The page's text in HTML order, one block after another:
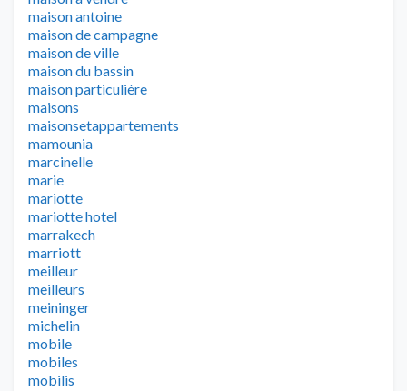
maison antoine
maison de campagne
maison de ville
maison du bassin
maison particulière
maisons
maisonsetappartements
mamounia
marcinelle
marie
mariotte
mariotte hotel
marrakech
marriott
meilleur
meilleurs
meininger
michelin
mobile
mobiles
mobilis